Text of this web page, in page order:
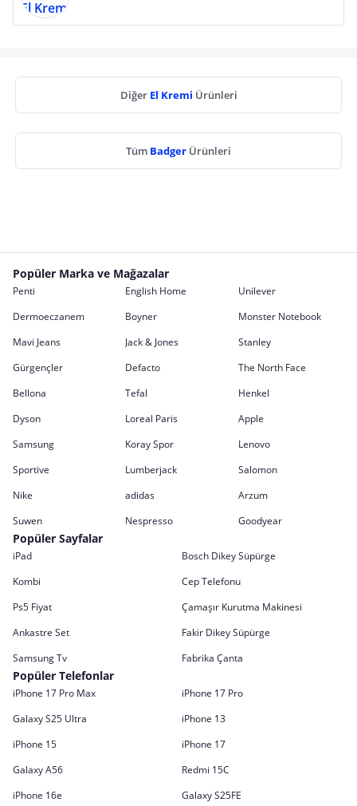
Diğer El Kremi Ürünleri
Tüm Badger Ürünleri
Popüler Marka ve Mağazalar
Penti English Home
Unilever
Dermoeczanem
Boyner
Monster Notebook
Mavi Jeans
Jack & Jones
Stanley
Gürgençler
Defacto
The North Face
Bellona
Tefal
Henkel
Dyson
Loreal Paris
Apple
Samsung
Koray Spor
Lenovo
Sportive
Lumberjack
Salomon
Nike
adidas
Arzum
Suwen
Nespresso Goodyear
Popüler Sayfalar
iPad
Bosch Dikey Süpürge
Kombi
Cep Telefonu
Ps5 Fiyat
Çamaşır Kurutma Makinesi
Ankastre Set
Fakir Dikey Süpürge
Samsung Tv
Fabrika Çanta
Popüler Telefonlar
iPhone 17 Pro Max
iPhone 17 Pro
Galaxy S25 Ultra
iPhone 13
iPhone 15
iPhone 17
Galaxy A56
Redmi 15C
iPhone 16e
Galaxy S25FE